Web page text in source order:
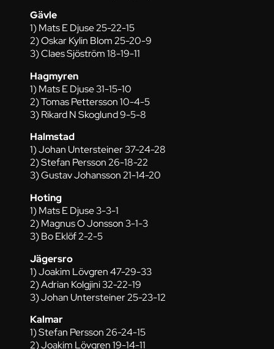
Gävle
1) Mats E Djuse 25-22-15
2) Oskar Kylin Blom 25-20-9
3) Claes Sjöström 18-19-11
Hagmyren
1) Mats E Djuse 31-15-10
2) Tomas Pettersson 10-4-5
3) Rikard N Skoglund 9-5-8
Halmstad
1) Johan Untersteiner 37-24-28
2) Stefan Persson 26-18-22
3) Gustav Johansson 21-14-20
Hoting
1) Mats E Djuse 3-3-1
2) Magnus O Jonsson 3-1-3
3) Bo Eklöf 2-2-5
Jägersro
1) Joakim Lövgren 47-29-33
2) Adrian Kolgjini 32-22-19
3) Johan Untersteiner 25-23-12
Kalmar
1) Stefan Persson 26-24-15
2) Joakim Lövgren 19-14-11